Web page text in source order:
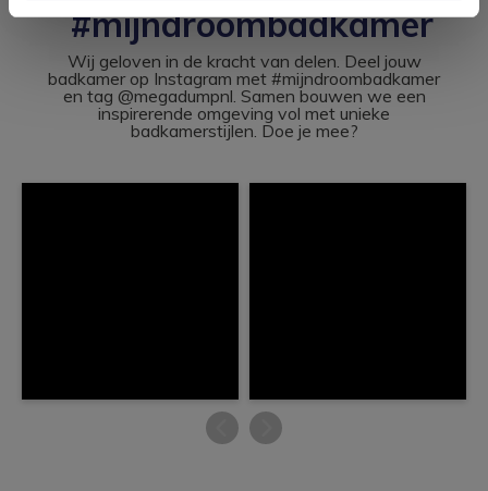
#mijndroombadkamer
Wij geloven in de kracht van delen. Deel jouw
badkamer op Instagram met #mijndroombadkamer
en tag @megadumpnl. Samen bouwen we een
inspirerende omgeving vol met unieke
badkamerstijlen. Doe je mee?